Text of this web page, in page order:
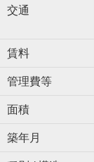
交通
賃料
管理費等
面積
築年月